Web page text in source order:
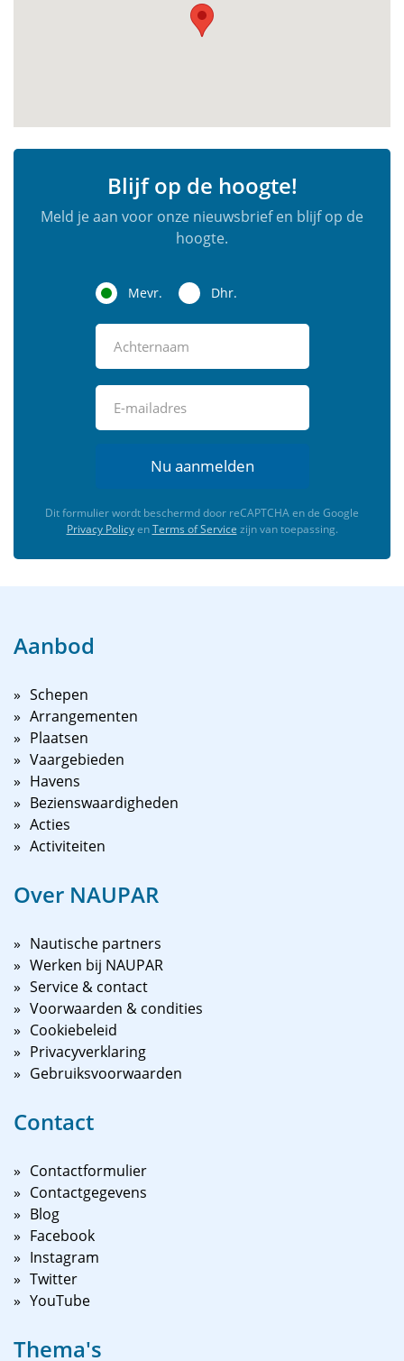
Blijf op de hoogte!
Meld je aan voor onze nieuwsbrief en blijf op de
hoogte.
Mevr. Dhr.
Nu aanmelden
Dit formulier wordt beschermd door reCAPTCHA en de Google
Privacy PolicyenTerms of Service zijn van toepassing.
Aanbod
Schepen
Arrangementen
Plaatsen
Vaargebieden
Havens
Bezienswaardigheden
Acties
Activiteiten
Over NAUPAR
Nautische partners
Werken bij NAUPAR
Service & contact
Voorwaarden & condities
Cookiebeleid
Privacyverklaring
Gebruiksvoorwaarden
Contact
Contactformulier
Contactgegevens
Blog
Facebook
Instagram
Twitter
YouTube
Thema's